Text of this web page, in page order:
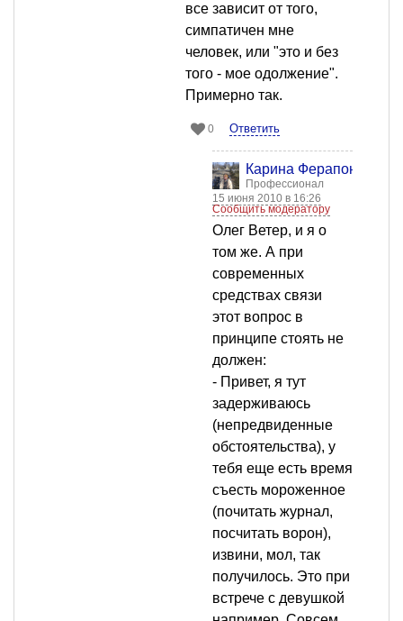
все зависит от того,
симпатичен мне
человек, или "это и без
того - мое одолжение".
Примерно так.
0 Ответить
Карина Ферапонтова
Профессионал
15 июня 2010 в 16:26
Сообщить модератору
Олег Ветер, и я о
том же. А при
современных
средствах связи
этот вопрос в
принципе стоять не
должен:
- Привет, я тут
задерживаюсь
(непредвиденные
обстоятельства), у
тебя еще есть время
съесть мороженное
(почитать журнал,
посчитать ворон),
извини, мол, так
получилось. Это при
встрече с девушкой